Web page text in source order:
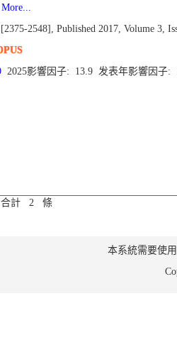
2548], Published 2017, Volume 3,
2025影響因子: 13.9 发表年影響因子:
計 2 條
本系統需要使